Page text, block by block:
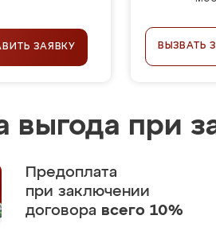
ЗАЯВКУ ВЫЗВАТЬ
выгода при
Предоплата
при заключении
договора всего 10%